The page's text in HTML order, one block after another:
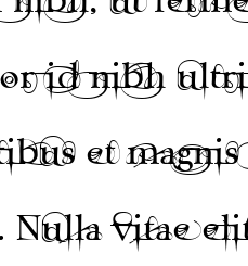
id nibh
et
vitae